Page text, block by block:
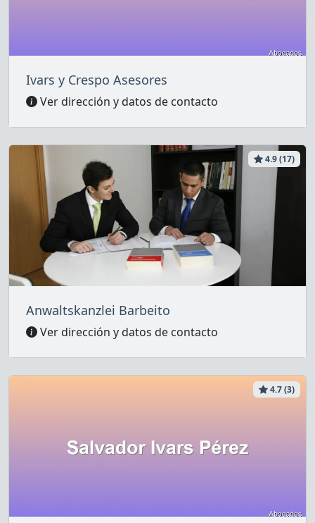
Ivars y Crespo Asesores
Ver dirección y datos de contacto
4.9 (17)
Anwaltskanzlei Barbeito
Ver dirección y datos de contacto
4.7 (3)